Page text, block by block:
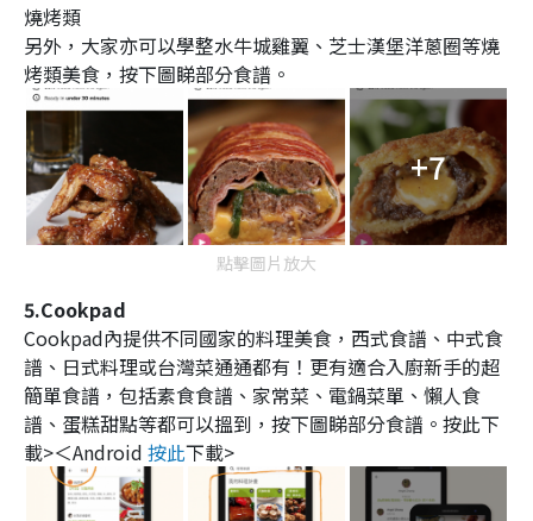
燒烤類
另外，大家亦可以學整水牛城雞翼、芝士漢堡洋蔥圈等燒
烤類美食，按下圖睇部分食譜。
+7
點擊圖片放大
5.Cookpad
Cookpad內提供不同國家的料理美食，西式食譜、中式食
譜、日式料理或台灣菜通通都有！更有適合入廚新手的超
簡單食譜，包括素食食譜、家常菜、電鍋菜單、懶人食
譜、蛋糕甜點等都可以搵到，按下圖睇部分食譜。 按此下
載>＜Android 按此下載>